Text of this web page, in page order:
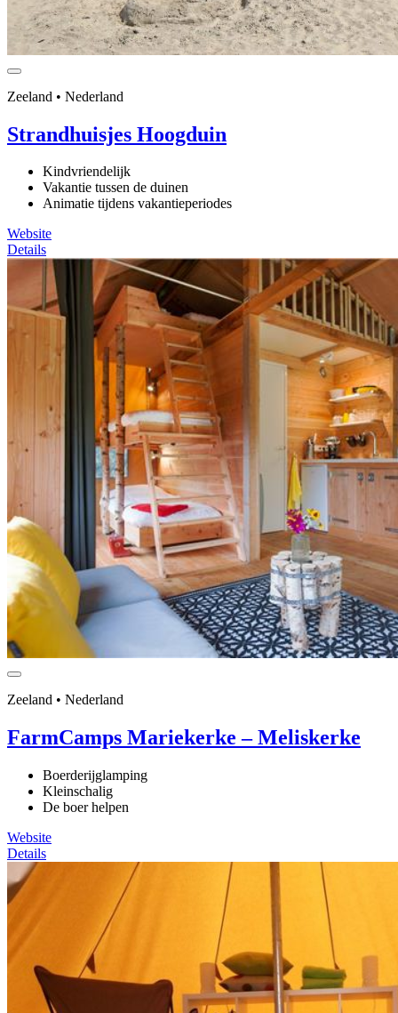
Zeeland • Nederland
Strandhuisjes Hoogduin
Kindvriendelijk
Vakantie tussen de duinen
Animatie tijdens vakantieperiodes
Website
Details
Zeeland • Nederland
FarmCamps Mariekerke – Meliskerke
Boerderijglamping
Kleinschalig
De boer helpen
Website
Details